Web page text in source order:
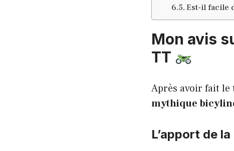
Est-il facile
Mon avis
TT
Après avoir fait le
mythique
L’apport de